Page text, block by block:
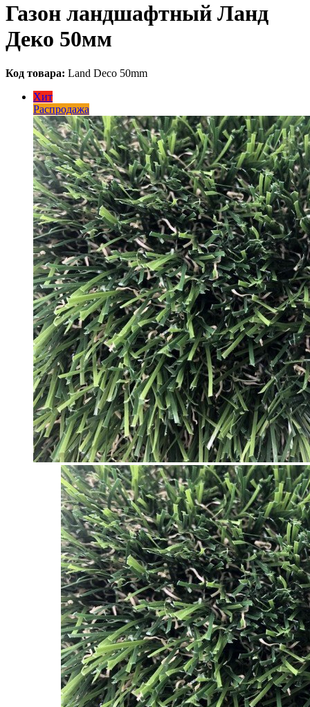
Газон ландшафтный Ланд
Деко 50мм
Код товара: Land Deco 50mm
Хит
Распродажа